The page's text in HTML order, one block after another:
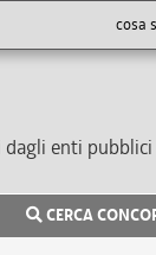
enti pubblici
CERCA